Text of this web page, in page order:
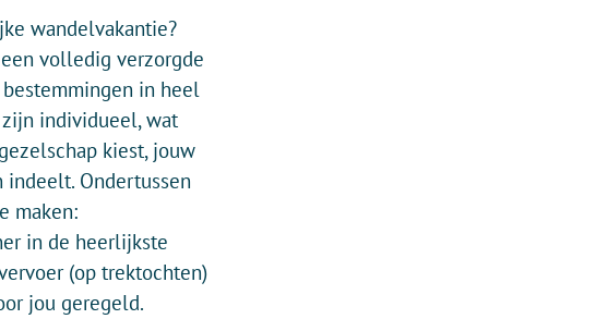
wandelvakantie?
volledig verzorgde
in heel
individueel, wat
kiest, jouw
Ondertussen
maken:
in de heerlijkste
(op trektochten)
jou geregeld.